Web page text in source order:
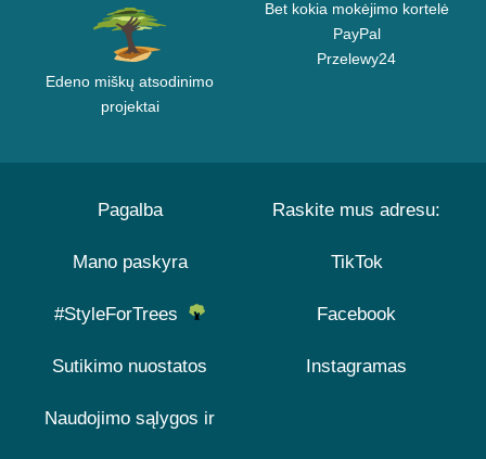
Edeno miškų atsodinimo
projektai
Bet kokia mokėjimo kortelė
PayPal
Przelewy24
Pagalba
Mano paskyra
#StyleForTrees
Sutikimo nuostatos
Naudojimo sąlygos ir
Raskite mus adresu:
TikTok
Facebook
Instagramas